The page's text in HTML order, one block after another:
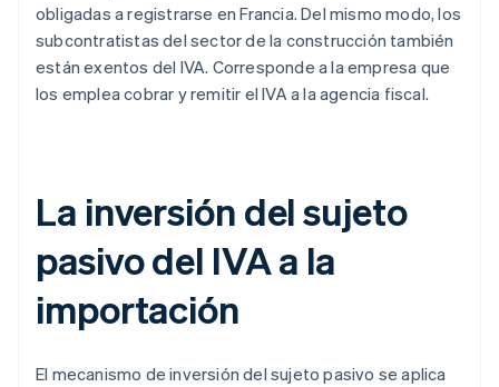
obligadas a registrarse en Francia. Del mismo modo, los
subcontratistas del sector de la construcción también
están exentos del IVA. Corresponde a la empresa que
los emplea cobrar y remitir el IVA a la agencia fiscal.
La inversión del sujeto
pasivo del IVA a la
importación
El mecanismo de inversión del sujeto pasivo se aplica